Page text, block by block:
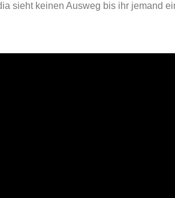
sieht keinen Ausweg bis ihr jemand